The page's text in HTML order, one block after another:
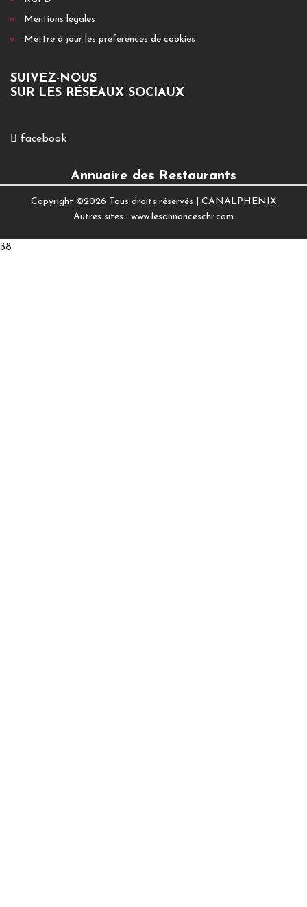
Mentions légales
Mettre à jour les préférences de cookies
SUIVEZ-NOUS
SUR LES RÉSEAUX SOCIAUX
facebook
Annuaire des Restaurants
Copyright ©2026 Tous droits réservés | CANALPHENIX
Autres sites : www.lesannonceschr.com
38